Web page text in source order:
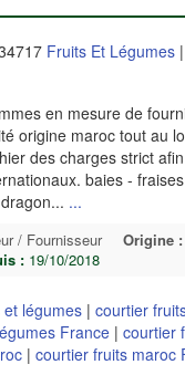
Fruits Et Légumes|
en mesure de
origine maroc tout au
des charges strict
baies -
...
/ Fournisseur Origine :
: 19/10/2018
et légumes | courtier
France | courtier
| courtier fruits maroc